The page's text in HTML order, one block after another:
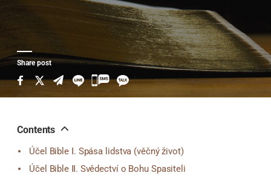
Share post
카
Contents
Účel Bible Ⅰ. Spása lidstva (věčný život)
Účel Bible Ⅱ. Svědectví o Bohu Spasiteli